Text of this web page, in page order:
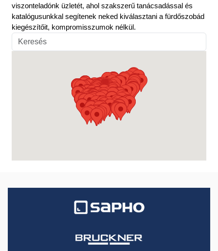
viszonteladónk üzletét, ahol szakszerű tanácsadással és
katalógusunkkal segítenek neked kiválasztani a fürdőszobád
kiegészítőit, kompromisszumok nélkül.